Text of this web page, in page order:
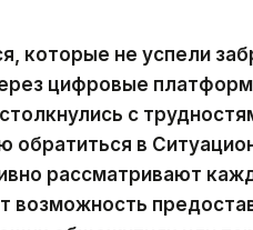
которые не успели
цифровые
с
обратиться в
рассматривают
возможность